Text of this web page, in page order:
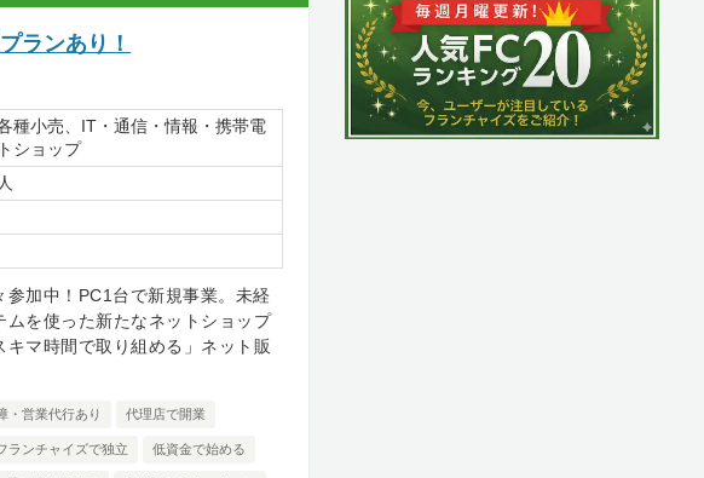
ランあり！
種小売、IT・通信・情報・携帯電
ショップ
加中！PC1台で新規事業。未経
ムを使った新たなネットショップ
キマ時間で取り組める」ネット販
・営業代行あり 代理店で開業
ランチャイズで独立 低資金で始める